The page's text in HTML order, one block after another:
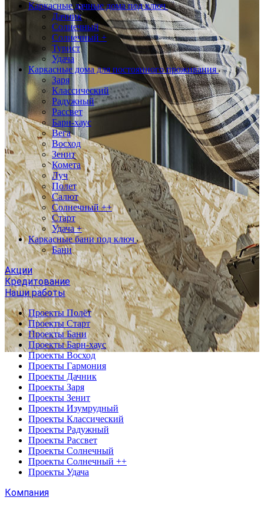
Каркасные дачные дома под ключ
Дачник
Солнечный
Солнечный +
Турист
Удача
Каркасные дома для постоянного проживания
Заря
Классический
Радужный
Рассвет
Барн-хаус
Вега
Восход
Зенит
Комета
Луч
Полет
Салют
Солнечный ++
Старт
Удача +
Каркасные бани под ключ
Бани
Акции
Кредитование
Наши работы
Проекты Полёт
Проекты Старт
Проекты Бани
Проекты Барн-хаус
Проекты Восход
Проекты Гармония
Проекты Дачник
Проекты Заря
Проекты Зенит
Проекты Изумрудный
Проекты Классический
Проекты Радужный
Проекты Рассвет
Проекты Солнечный
Проекты Солнечный ++
Проекты Удача
Компания